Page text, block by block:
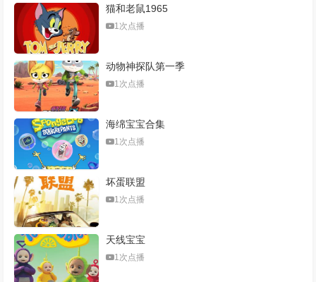
猫和老鼠1965
1次点播
动物神探队第一季
1次点播
海绵宝宝合集
1次点播
坏蛋联盟
1次点播
天线宝宝
1次点播